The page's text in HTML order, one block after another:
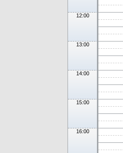
12:00
13:00
14:00
15:00
16:00